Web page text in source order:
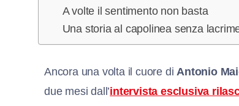
A volte il sentimento non basta
Una storia al capolinea senza
Ancora una volta il cuore di Antonio
due mesi dall’intervista esclusiva